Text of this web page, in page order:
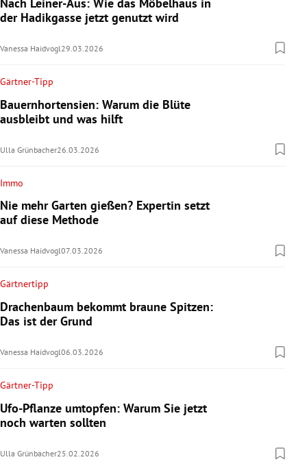
der Hadikgasse jetzt genutzt wird
Vanessa Haidvogl 29.03.2026
Gärtner-Tipp
Bauernhortensien: Warum die Blüte
ausbleibt und was hilft
Ulla Grünbacher26.03.2026
Immo
Nie mehr Garten gießen? Expertin setzt
auf diese Methode
Vanessa Haidvogl07.03.2026
Gärtnertipp
Drachenbaum bekommt braune Spitzen:
Das ist der Grund
Vanessa Haidvogl06.03.2026
Gärtner-Tipp
Ufo-Pflanze umtopfen: Warum Sie jetzt
noch warten sollten
Ulla Grünbacher25.02.2026